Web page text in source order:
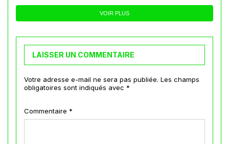
VOIR PLUS
LAISSER UN COMMENTAIRE
Votre adresse e-mail ne sera pas publiée. Les champs
obligatoires sont indiqués avec *
Commentaire *